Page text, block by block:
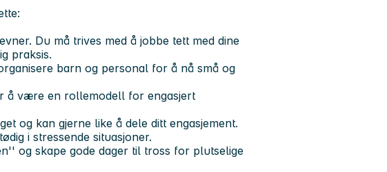
Du må trives med å jobbe tett med dine
praksis.
barn og personal for å nå små og
å være en rollemodell for engasjert
og kan gjerne like å dele ditt engasjement.
i stressende situasjoner.
og skape gode dager til tross for plutselige